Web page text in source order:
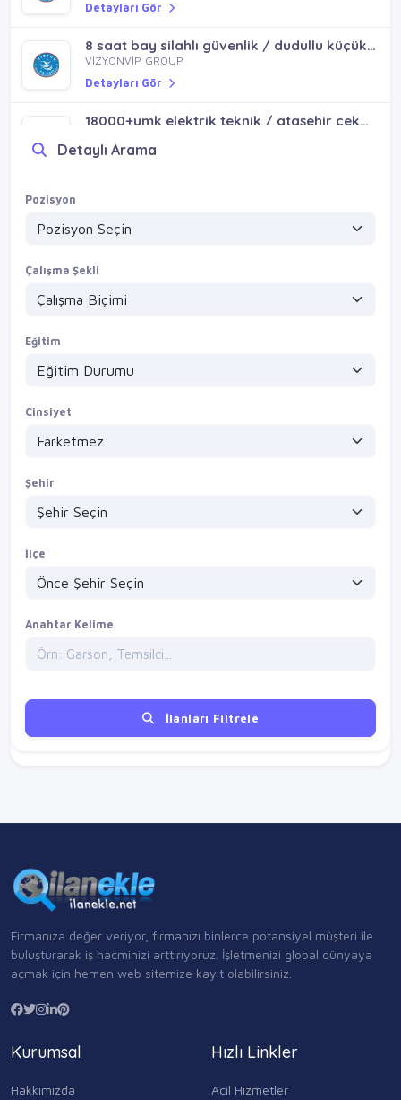
VİZYONVİP GROUP
VİZYONVİP GROUP
VİZYONVİP GROUP
VİZYONVİP GROUP
Detaylı Arama
Pozisyon
Çalışma Şekli
Eğitim
Cinsiyet
Şehir
İlçe
Anahtar Kelime
İlanları Filtrele
Firmanıza değer veriyor, firmanızı binlerce potansiyel müşteri ile
buluşturarak iş hacminizi arttırıyoruz. İşletmenizi global dünyaya
açmak için hemen web sitemize kayıt olabilirsiniz.
Kurumsal
Hakkımızda
Hızlı Linkler
Acil Hizmetler